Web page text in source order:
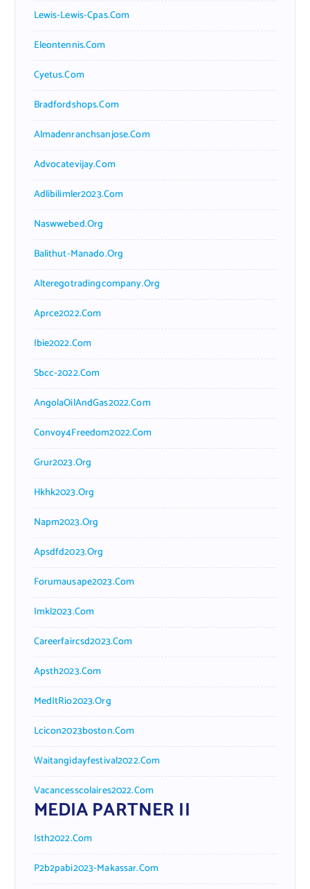
Lewis-Lewis-Cpas.com
Eleontennis.com
Cyetus.com
Bradfordshops.com
Almadenranchsanjose.com
Advocatevijay.com
Adlibilimler2023.com
Naswwebed.org
Balithut-Manado.org
Alteregotradingcompany.org
Aprce2022.com
Ibie2022.com
Sbcc-2022.com
AngolaOilAndGas2022.com
Convoy4Freedom2022.com
Grur2023.org
Hkhk2023.org
Napm2023.org
Apsdfd2023.org
Forumausape2023.com
Imkl2023.com
Careerfaircsd2023.com
Apsth2023.com
MedItRio2023.org
Lcicon2023boston.com
Waitangidayfestival2022.com
Vacancesscolaires2022.com
MEDIA PARTNER II
Isth2022.com
P2b2pabi2023-Makassar.com